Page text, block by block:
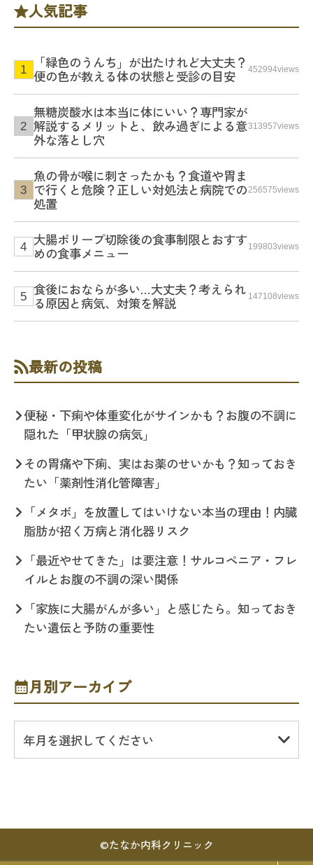
人気記事
「緑色のうんち」が出たけれど大丈夫？
便の色が教える体の状態と受診の目安
452994views
無糖炭酸水は本当に体にいい？専門家が
解説するメリットと、飲み過ぎによる意
外な落とし穴
313957views
魚の骨が喉に刺さったかも？食道や胃ま
で行くと危険？正しい対処法と病院での
処置
256575views
大腸ポリープ切除後の食事制限とおすす
めの食事メニュー
199803views
食後におならが多い…大丈夫？考えられ
る原因と病気、対策を解説
147108views
最新の投稿
便秘・下痢や体重変化がサインかも？お腹の不調に
隠れた「甲状腺の病気」
その胃痛や下痢、実はお薬のせいかも？知っておき
たい「薬剤性消化管障害」
「メタボ」を放置してはいけない本当の理由！内臓
脂肪が招く万病と消化器リスク
「最近やせてきた」は要注意！サルコペニア・フレ
イルとお腹の不調の深い関係
「家族に大腸がんが多い」と感じたら。知っておき
たい遺伝と予防の重要性
月別アーカイブ
年月を選択してください
©たなか内科クリニック